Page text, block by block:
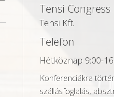
Tensi
Tensi Kft.
Telefon
Hétköznap 9:00-
Konferenciákra
szállásfoglalás,